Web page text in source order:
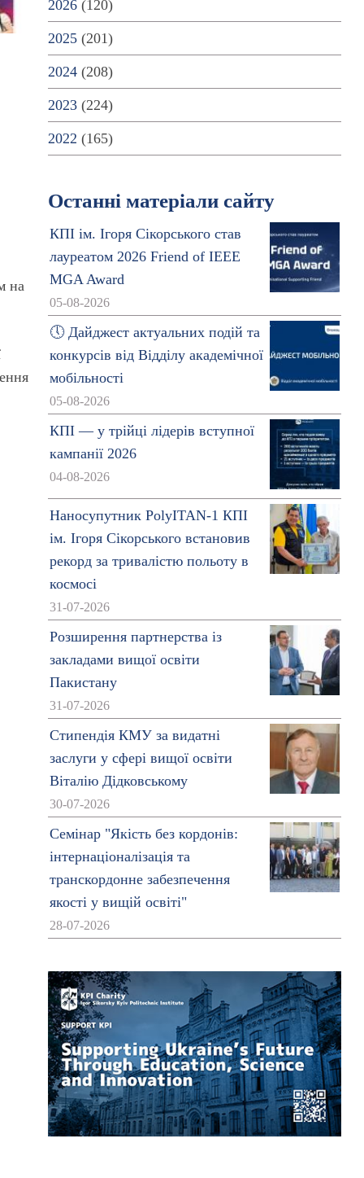
на
2026(120)
2025(201)
2024(208)
2023(224)
2022 (165)
Останні матеріали сайту
КПІ ім. Ігоря Сікорського став
лауреатом 2026 Friend of IEEE
MGA Award
05-08-2026
🕔 Дайджест актуальних подій та
конкурсів від Відділу академічної
мобільності
05-08-2026
КПІ — у трійці лідерів вступної
кампанії 2026
04-08-2026
Наносупутник PolyITAN-1 КПІ
ім. Ігоря Сікорського встановив
рекорд за тривалістю польоту в
космосі
31-07-2026
Розширення партнерства із
закладами вищої освіти
Пакистану
31-07-2026
Стипендія КМУ за видатні
заслуги у сфері вищої освіти
Віталію Дідковському
30-07-2026
Семінар "Якість без кордонів:
інтернаціоналізація та
транскордонне забезпечення
якості у вищій освіті"
28-07-2026